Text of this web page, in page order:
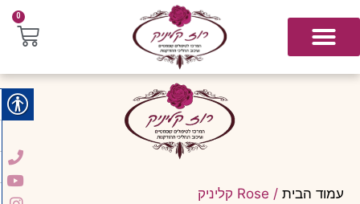
0
עמוד הבית / Rose קליניק